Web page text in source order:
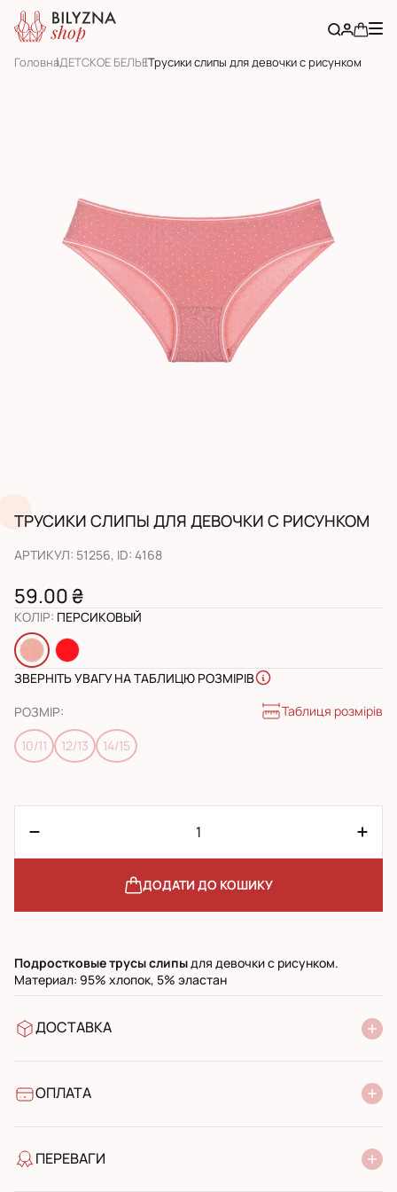
ГоловнаДЕТСКОЕ БЕЛЬЕТрусики слипы для девочки с рисунком
ТРУСИКИ СЛИПЫ ДЛЯ ДЕВОЧКИ С РИСУНКОМ
АРТИКУЛ: 51256, ID: 4168
59.00 ₴
КОЛІР: ПЕРСИКОВЫЙ
ЗВЕРНІТЬ УВАГУ НА ТАБЛИЦЮ РОЗМІРІВ
РОЗМІР: Таблиця розмірів
10/11 12/13 14/15
ДОДАТИ ДО КОШИКУ
Подростковые трусы слипыдля девочки с рисунком.
Материал: 95% хлопок, 5% эластан
ДОСТАВКА
УкрПошта стандарт
ОПЛАТА
Банківський переказ
ПЕРЕВАГИ